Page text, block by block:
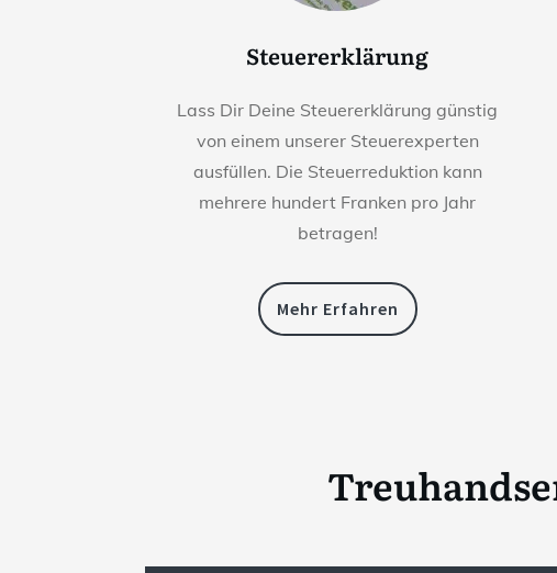
Steuererklärung
Lass Dir Deine Steuererklärung günstig
von einem unserer Steuerexperten
ausfüllen. Die Steuerreduktion kann
mehrere hundert Franken pro Jahr
betragen!
Mehr Erfahren